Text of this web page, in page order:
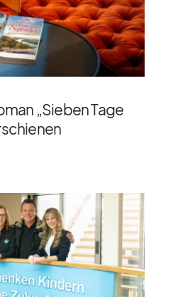
„Sieben Tage